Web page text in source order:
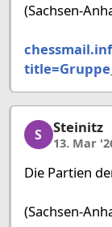
(Sachsen-
Steinitz, 9/
S Steinitz
13. Mar
Die Partien
(Sachsen-